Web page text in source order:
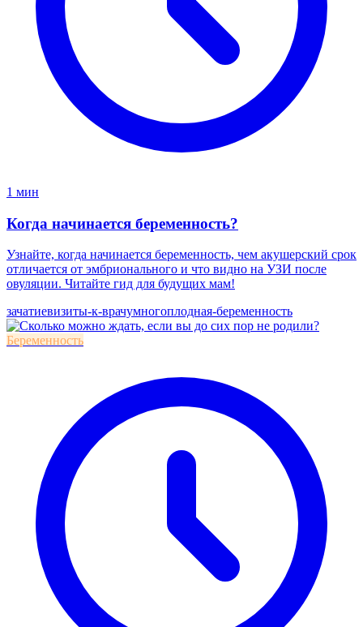
1 мин
Когда начинается беременность?
Узнайте, когда начинается беременность, чем акушерский срок
отличается от эмбрионального и что видно на УЗИ после
овуляции. Читайте гид для будущих мам!
зачатиевизиты-к-врачумногоплодная-беременность
Беременность